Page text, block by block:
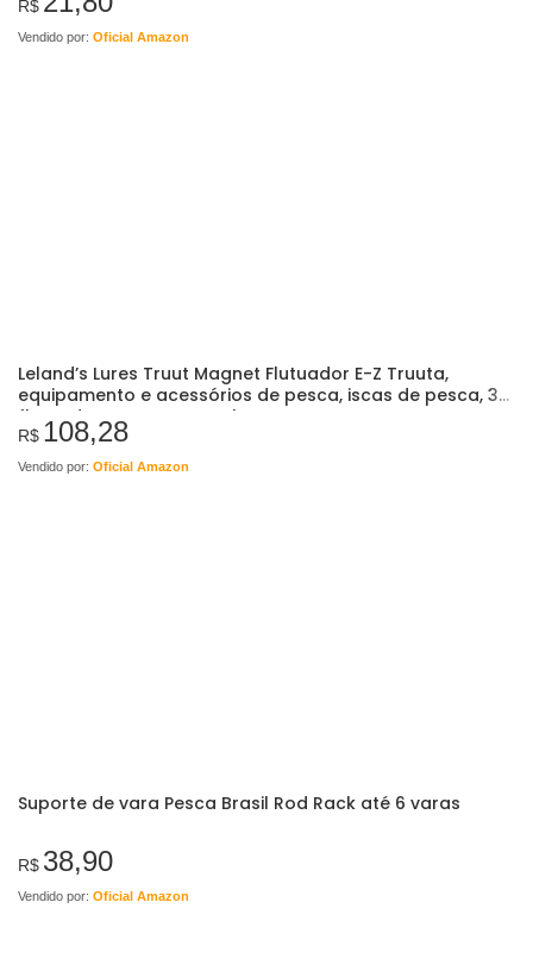
R$
Vendido por: Oficial Amazon
Leland’s Lures Truut Magnet Flutuador E-Z Truuta,
equipamento e acessórios de pesca, iscas de pesca, 36
flutuadores E-Z com ranhuras
R$ 108,28
Vendido por: Oficial Amazon
Suporte de vara Pesca Brasil Rod Rack até 6 varas
R$ 38,90
Vendido por: Oficial Amazon